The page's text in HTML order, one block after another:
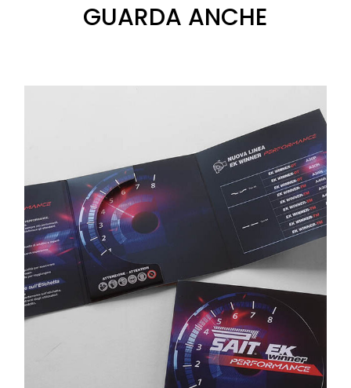
GUARDA ANCHE